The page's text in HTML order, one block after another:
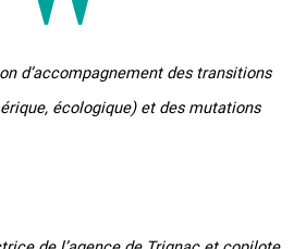
d’accompagnement des transitions
écologique) et des mutations